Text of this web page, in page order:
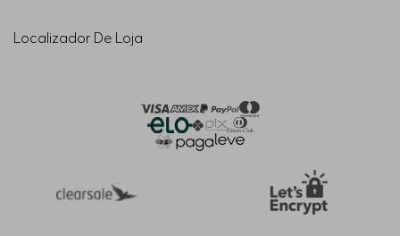
Localizador De Loja